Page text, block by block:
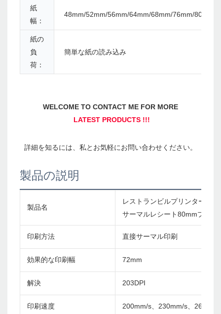
紙
幅：
48mm/52mm/56mm/64mm/68mm/76mm/80mm
紙の
負
荷：
簡単な紙の読み込み
製品の説明
製品名
レストランビルプリンター
サーマルレシート80mmプリン
印刷方法 直接サーマル印刷
効果的な印刷幅 72mm
解決 203DPI
印刷速度 200mm/s、230mm/s、